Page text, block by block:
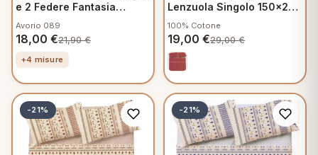
e 2 Federe Fantasia
Avorio 089
18,00 €21,90€
+4 misure
Lenzuola Singolo 150x295
V908
100% Cotone
19,00 €29,00€
-21% -21%